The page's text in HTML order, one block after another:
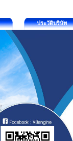
ประวัติบริษัท